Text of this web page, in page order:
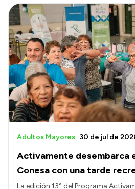
Activamente desembarca
Conesa con una tarde
Adultos Mayores 30 de jul de
La edición 13° del Programa